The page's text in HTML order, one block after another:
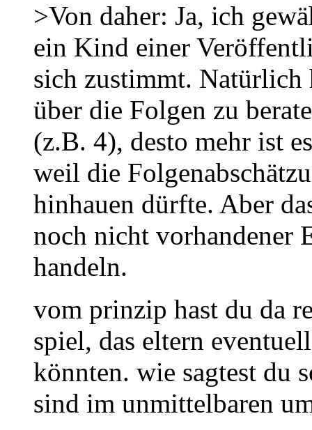
>Von daher: Ja, ich
ein Kind einer
sich zustimmt.
über die Folgen zu
(z.B. 4), desto mehr ist
weil die
hinhauen dürfte. Aber
noch nicht vorhandener
handeln.
vom prinzip hast du da
spiel, das eltern
könnten. wie sagtest du
sind im unmittelbaren